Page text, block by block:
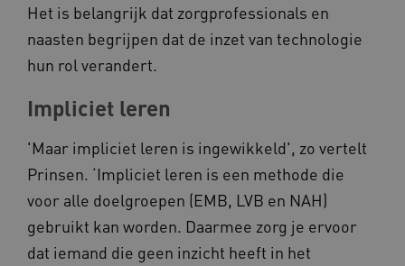
Het is belangrijk dat zorgprofessionals en
naasten begrijpen dat de inzet van technologie
hun rol verandert.
Impliciet leren
'Maar impliciet leren is ingewikkeld', zo vertelt
Prinsen. ‘Impliciet leren is een methode die
voor alle doelgroepen (EMB, LVB en NAH)
gebruikt kan worden. Daarmee zorg je ervoor
dat iemand die geen inzicht heeft in het